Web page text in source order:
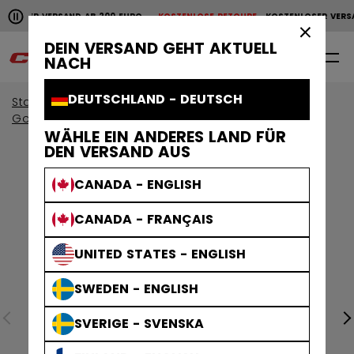
DEIN VERSAND GEHT AKTUELL
NACH
DEUTSCHLAND - DEUTSCH
WÄHLE EIN ANDERES LAND FÜR
DEN VERSAND AUS
CANADA - ENGLISH
CANADA - FRANÇAIS
UNITED STATES - ENGLISH
SWEDEN - ENGLISH
SVERIGE - SVENSKA
Horizontale Bildlaufanimation anhalten.
VERSAND AB 200 EUROKOSTENLOSE RETOURE KOSTENLOSER
KOSTENLOSER VERSAND AB 200 EURO KOSTENLOSE
0
Start Bekleidung
Sammlungen
Golfbekleidung